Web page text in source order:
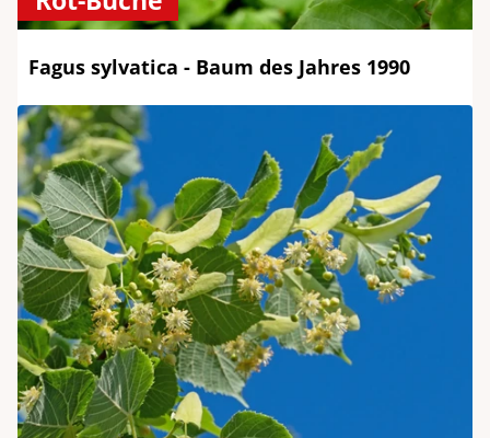
Fagus sylvatica - Baum des Jahres 1990